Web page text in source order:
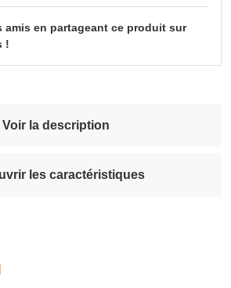
amis en partageant ce produit sur
!
Voir la description
les caractéristiques